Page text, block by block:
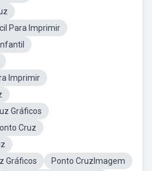
Para Imprimir
Imprimir
Gráficos
Cruz
Gráficos
Ponto CruzImagem